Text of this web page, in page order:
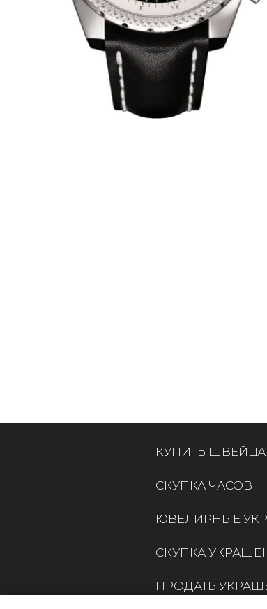
КУПИТЬ
СКУПКА ЧАСОВ
ЮВЕЛИРНЫЕ
СКУПКА
ПРОДАТЬ